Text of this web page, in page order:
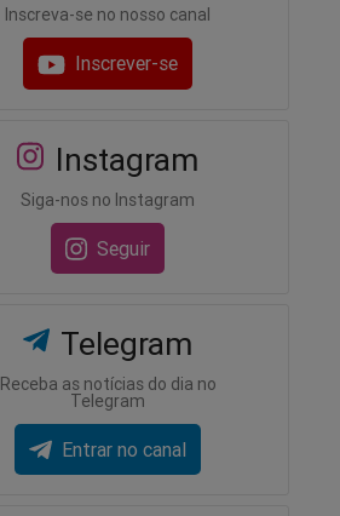
Inscreva-se no nosso canal
Inscrever-se
Instagram
Siga-nos no Instagram
Seguir
Telegram
Receba as notícias do dia no
Telegram
Entrar no canal